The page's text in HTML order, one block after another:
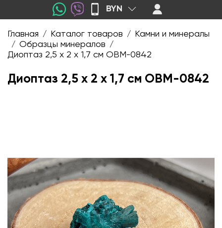
BYN
Главная / Каталог товаров / Камни и минералы
/ Образцы минералов /
Диоптаз 2,5 х 2 х 1,7 см OBM-0842
Диоптаз 2,5 х 2 х 1,7 см OBM-0842